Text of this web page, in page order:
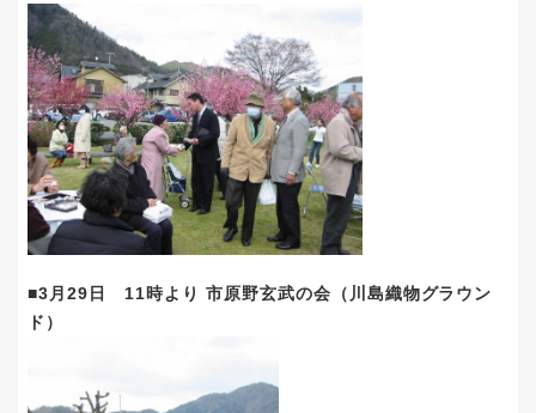
■3月29日 11時より 市原野玄武の会（川島織物グラウン
ド）